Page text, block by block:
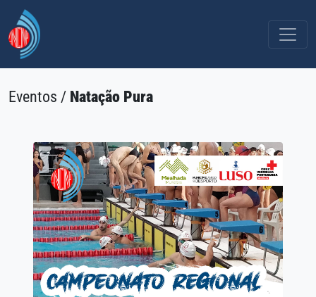
Eventos / Natação Pura